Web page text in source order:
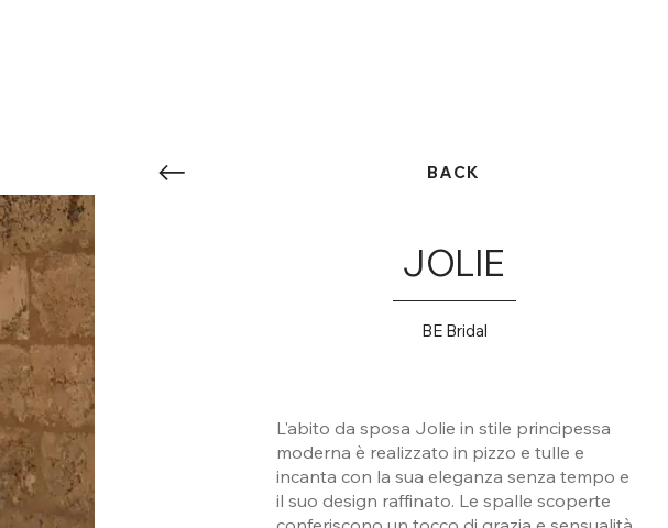
BACK
JOLIE
BE Bridal
L'abito da sposa Jolie in stile principessa
moderna è realizzato in pizzo e tulle e
incanta con la sua eleganza senza tempo e
il suo design raffinato. Le spalle scoperte